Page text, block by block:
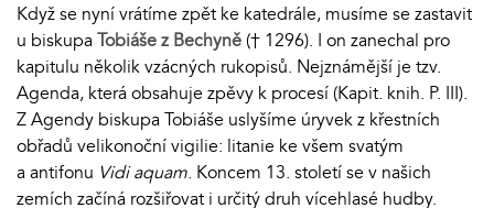
Když se nyní vrátíme zpět ke katedrále, musíme se zastavit
u biskupaTobiáše z Bechyně(† 1296). I on zanechal pro
kapitulu několik vzácných rukopisů. Nejznámější je tzv.
Agenda, která obsahuje zpěvy k procesí (Kapit. knih. P. III).
Z Agendy biskupa Tobiáše uslyšíme úryvek z křestních
obřadů velikonoční vigilie: litanie ke všem svatým
a antifonu Vidi aquam. Koncem 13. století se v našich
zemích začíná rozšiřovat i určitý druh vícehlasé hudby.